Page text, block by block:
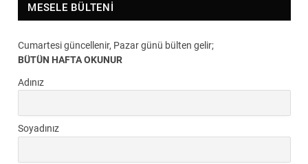
MESELE BÜLTENI
Cumartesi güncellenir, Pazar günü bülten gelir;
BÜTÜN HAFTA OKUNUR
Adınız
Soyadınız